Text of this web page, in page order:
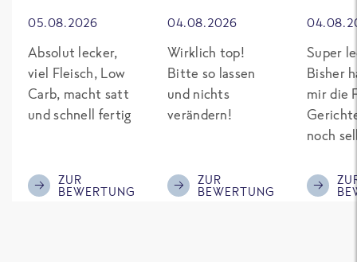
05.08.2026
Absolut lecker,
viel Fleisch, Low
Carb, macht satt
und schnell fertig
ZUR
BEWERTUNG
04.08.2026
Wirklich top!
Bitte so lassen
und nichts
verändern!
ZUR
BEWERTUNG
Super
Bisher
mir die
noch
Eiweiß.
was